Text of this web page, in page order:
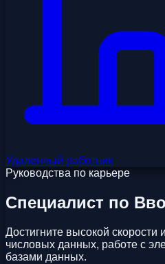
Удаленный работник
Руководства по карьере
Специалист по
Достигните высокой скорости
числовых данных, работе с
базами данных.